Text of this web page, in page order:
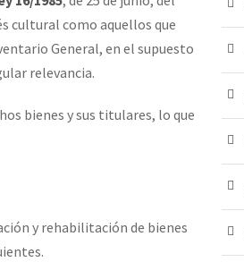
cultural como aquellos que
General, en el supuesto
relevancia.
bienes y sus titulares, lo que
y rehabilitación de bienes